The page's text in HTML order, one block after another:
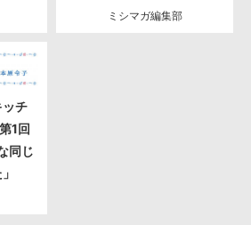
ミシマガ編集部
チ
1回
同じ